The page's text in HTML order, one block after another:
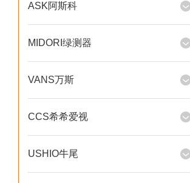
ASK阿斯科
MIDORI绿测器
VANS万斯
CCS希希爱视
USHIO牛尾